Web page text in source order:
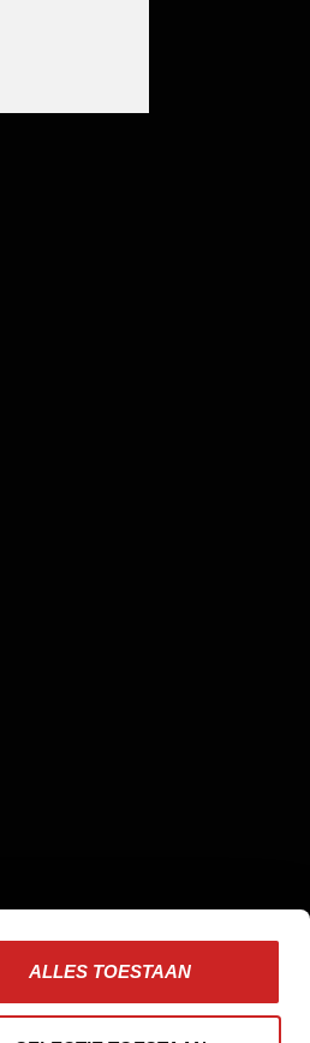
ALLES TOESTAAN